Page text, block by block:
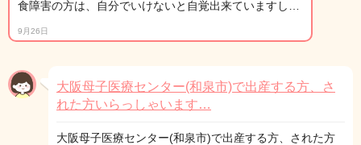
食障害の方は、自分でいけないと自覚出来ていますし…
9月26日
大阪母子医療センター(和泉市)で出産する方、さ
れた方いらっしゃいます…
大阪母子医療センター(和泉市)で出産する方、された方